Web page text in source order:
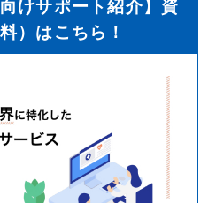
けサポート紹介】資
）はこちら！